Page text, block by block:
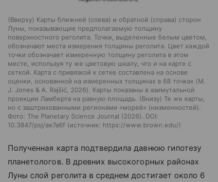
(Вверху) Карты ближней (слева) и обратной (справа) сторон
Луны, показывающие предполагаемую толщину
поверхностного реголита. Точки, выделенные белым цветом,
обозначают места измерения толщины реголита. Цвет каждой
точки обозначает измеренную толщину реголита в этом
месте, используя ту же цветовую шкалу, что и на карте с
сеткой. Карта с привязкой к сетке составлена на основе
оценки, основанной на измеренных толщинах в 68 точках (M.
J. Jones & A. Rajšić, 2026). Карты показаны в азимутальной
проекции Ламберта на равную площадь. (Внизу) Те же карты,
но с заштрихованными регионами «морей» (низменностей).
Фото: The Planetary Science Journal (2026). DOI:
10.3847/psj/ae7a6f
источник: https://www.brown.edu/
Полученная карта подтвердила давнюю гипотезу
планетологов. В древних высокогорных районах
Луны слой реголита в среднем достигает около 6